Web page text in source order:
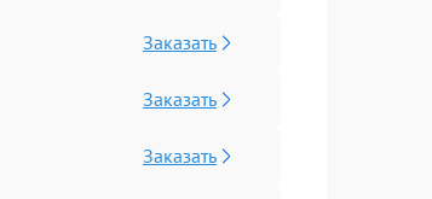
Заказать
Заказать
Заказать